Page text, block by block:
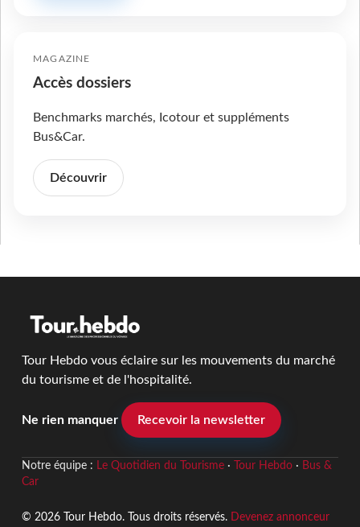
MAGAZINE
Accès dossiers
Benchmarks marchés, Icotour et suppléments
Bus&Car.
Découvrir
Tour Hebdo vous éclaire sur les mouvements du marché
du tourisme et de l'hospitalité.
Ne rien manquer Recevoir la newsletter
Notre équipe : Le Quotidien du Tourisme· Tour Hebdo· Bus &
Car
© 2026 Tour Hebdo. Tous droits réservés. Devenez annonceur